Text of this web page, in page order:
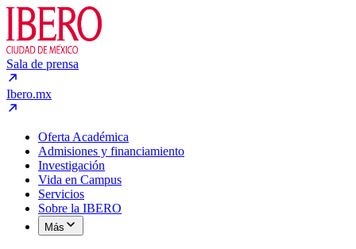
Sala de prensa
Ibero.mx
Oferta Académica
Admisiones y financiamiento
Investigación
Vida en Campus
Servicios
Sobre la IBERO
Más